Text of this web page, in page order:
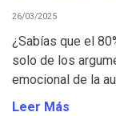
26/03/2025
¿Sabías que el
solo de los
emocional de la
Leer Más